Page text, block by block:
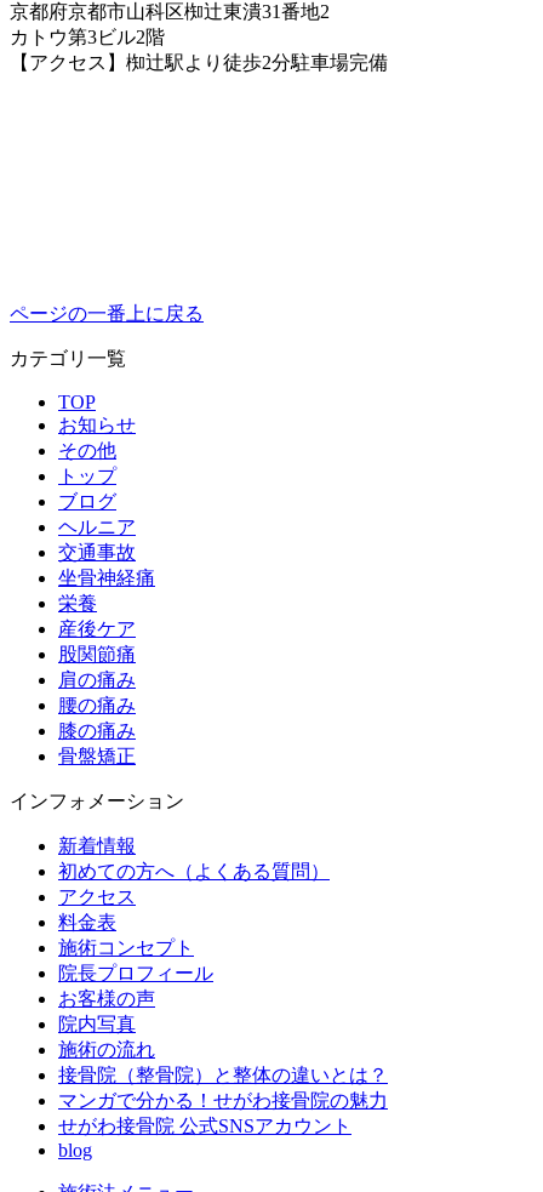
京都府京都市山科区椥辻東潰31番地2
カトウ第3ビル2階
【アクセス】椥辻駅より徒歩2分駐車場完備
ページの一番上に戻る
カテゴリ一覧
TOP
お知らせ
その他
トップ
ブログ
ヘルニア
交通事故
坐骨神経痛
栄養
産後ケア
股関節痛
肩の痛み
腰の痛み
膝の痛み
骨盤矯正
インフォメーション
新着情報
初めての方へ（よくある質問）
アクセス
料金表
施術コンセプト
院長プロフィール
お客様の声
院内写真
施術の流れ
接骨院（整骨院）と整体の違いとは？
マンガで分かる！せがわ接骨院の魅力
せがわ接骨院 公式SNSアカウント
blog